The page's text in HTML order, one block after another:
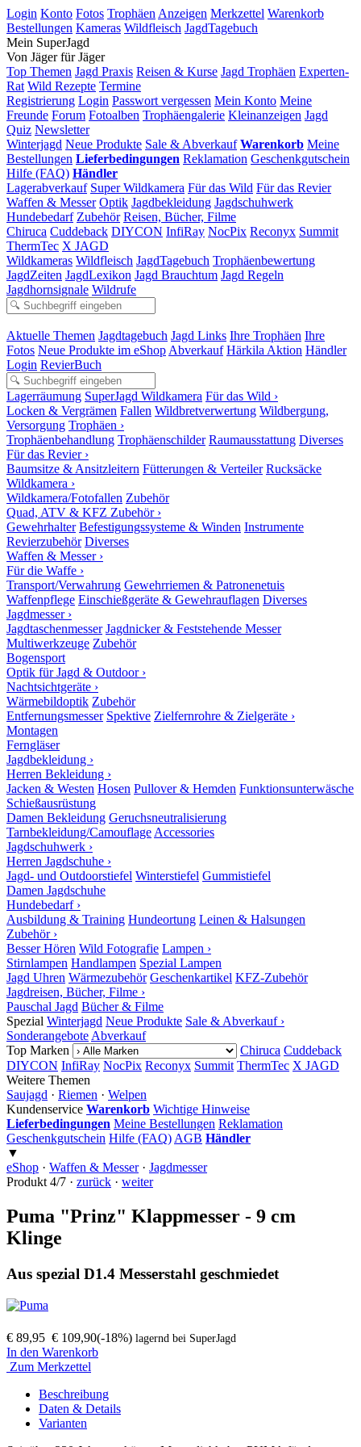
Login Konto Fotos Trophäen Anzeigen Merkzettel Warenkorb
Bestellungen Kameras Wildfleisch JagdTagebuch
Mein SuperJagd
Von Jäger für Jäger
Top Themen Jagd Praxis Reisen & Kurse Jagd Trophäen Experten-
Rat Wild Rezepte Termine
Registrierung Login Passwort vergessen Mein Konto Meine
Freunde Forum Fotoalben Trophäengalerie Kleinanzeigen Jagd
Quiz Newsletter
Winterjagd Neue Produkte Sale & Abverkauf Warenkorb Meine
Bestellungen Lieferbedingungen Reklamation Geschenkgutschein
Hilfe (FAQ) Händler
Lagerabverkauf Super Wildkamera Für das Wild Für das Revier
Waffen & Messer Optik Jagdbekleidung Jagdschuhwerk
Hundebedarf Zubehör Reisen, Bücher, Filme
Chiruca Cuddeback DIYCON InfiRay NocPix Reconyx Summit
ThermTec X JAGD
Wildkameras Wildfleisch JagdTagebuch Trophäenbewertung
JagdZeiten JagdLexikon Jagd Brauchtum Jagd Regeln
Jagdhornsignale Wildrufe
Aktuelle Themen Jagdtagebuch Jagd Links Ihre Trophäen Ihre
Fotos Neue Produkte im eShop Abverkauf Härkila Aktion Händler
Login RevierBuch
Lagerräumung SuperJagd Wildkamera Für das Wild ›
Locken & Vergrämen Fallen Wildbretverwertung Wildbergung,
Versorgung Trophäen ›
Trophäenbehandlung Trophäenschilder Raumausstattung Diverses
Für das Revier ›
Baumsitze & Ansitzleitern Fütterungen & Verteiler Rucksäcke
Wildkamera ›
Wildkamera/Fotofallen Zubehör
Quad, ATV & KFZ Zubehör ›
Gewehrhalter Befestigungssysteme & Winden Instrumente
Revierzubehör Diverses
Waffen & Messer ›
Für die Waffe ›
Transport/Verwahrung Gewehrriemen & Patronenetuis
Waffenpflege Einschießgeräte & Gewehrauflagen Diverses
Jagdmesser ›
Jagdtaschenmesser Jagdnicker & Feststehende Messer
Multiwerkzeuge Zubehör
Bogensport
Optik für Jagd & Outdoor ›
Nachtsichtgeräte ›
Wärmebildoptik Zubehör
Entfernungsmesser Spektive Zielfernrohre & Zielgeräte ›
Montagen
Ferngläser
Jagdbekleidung ›
Herren Bekleidung ›
Jacken & Westen Hosen Pullover & Hemden Funktionsunterwäsche
Schießausrüstung
Damen Bekleidung Geruchsneutralisierung
Tarnbekleidung/Camouflage Accessories
Jagdschuhwerk ›
Herren Jagdschuhe ›
Jagd- und Outdoorstiefel Winterstiefel Gummistiefel
Damen Jagdschuhe
Hundebedarf ›
Ausbildung & Training Hundeortung Leinen & Halsungen
Zubehör ›
Besser Hören Wild Fotografie Lampen ›
Stirnlampen Handlampen Spezial Lampen
Jagd Uhren Wärmezubehör Geschenkartikel KFZ-Zubehör
Jagdreisen, Bücher, Filme ›
Pauschal Jagd Bücher & Filme
Spezial Winterjagd Neue Produkte Sale & Abverkauf ›
Sonderangebote Abverkauf
Top Marken
Chiruca Cuddeback
DIYCON InfiRay NocPix Reconyx Summit ThermTec X JAGD
Weitere Themen
Saujagd · Riemen · Welpen
Kundenservice Warenkorb Wichtige Hinweise
Lieferbedingungen Meine Bestellungen Reklamation
Geschenkgutschein Hilfe (FAQ) AGB Händler
▼
eShop · Waffen & Messer· Jagdmesser
Produkt 4/7 · zurück · weiter
Puma "Prinz" Klappmesser - 9 cm
Klinge
Aus spezial D1.4 Messerstahl geschmiedet
€ 89,95 € 109,90(-18%) lagernd bei SuperJagd
In den Warenkorb
Zum Merkzettel
Beschreibung
Daten & Details
Varianten